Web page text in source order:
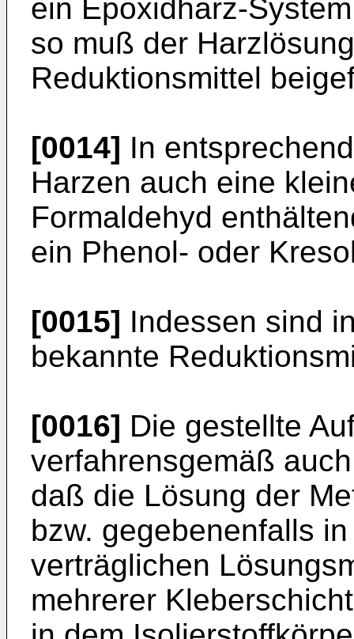
ein Epoxidharz-
so muß der
Reduktionsmittel
[0014] In
Harzen auch eine
Formaldehyd
ein Phenol- oder
[0015] Indessen sind
bekannte
[0016] Die gestellte
verfahrensgemäß
daß die Lösung der
bzw. gegebenenfalls
verträglichen
mehrerer